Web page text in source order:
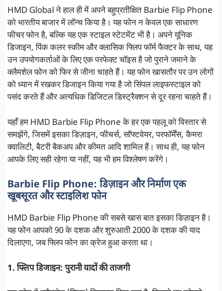
HMD Global ने हाल ही में अपने बहुप्रतीक्षित Barbie Flip Phone
को भारतीय बाजार में लॉन्च किया है। यह फोन न केवल एक साधारण
फीचर फोन है, बल्कि यह एक स्टाइल स्टेटमेंट भी है। अपने यूनिक
डिजाइन, पिंक कलर स्कीम और क्लासिक फ्लिप फॉर्म फैक्टर के साथ, यह
उन उपयोगकर्ताओं के लिए एक परफेक्ट चॉइस है जो पुराने जमाने के
क्लैमशेल फोन को फिर से जीना चाहते हैं। यह फोन खासतौर पर उन लोगों
को ध्यान में रखकर डिजाइन किया गया है जो सिंपल लाइफस्टाइल को
पसंद करते हैं और अत्यधिक डिजिटल डिस्ट्रैक्शन से दूर रहना चाहते हैं।
यहाँ हम HMD Barbie Flip Phone के हर एक पहलू को विस्तार से
समझेंगे, जिसमें इसका डिज़ाइन, फीचर्स, सॉफ्टवेयर, परफॉर्मेंस, कैमरा
क्वालिटी, बैटरी बैकअप और कीमत आदि शामिल हैं। साथ ही, यह फोन
आपके लिए सही रहेगा या नहीं, यह भी हम विश्लेषण करेंगे।
Barbie Flip Phone: डिज़ाइन और निर्माण एक
खूबसूरत और स्टाइलिश फोन
HMD Barbie Flip Phone की सबसे खास बात इसका डिज़ाइन है।
यह फोन आपको 90 के दशक और शुरुआती 2000 के दशक की याद
दिलाएगा, जब फ्लिप फोन का क्रेज हुआ करता था।
1. फ्लिप डिजाइन: पुरानी यादों की ताजगी